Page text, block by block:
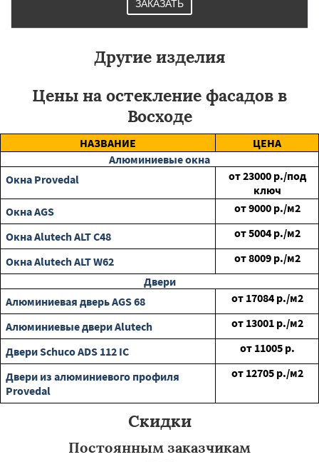
ЗАКАЗАТЬ
Другие изделия
Цены на остекление фасадов в
Восходе
НАЗВАНИЕ
ЦЕНА
Алюминиевые окна
Окна Provedal
от23000 р./под
ключ
Окна AGS
от9000 р./м2
Окна Alutech ALT C48
от5004 р./м2
Окна Alutech ALT W62
от8009 р./м2
Двери
Алюминиевая дверь AGS 68
от 17084 р./м2
Алюминиевые двери Alutech
от 13001 р./м2
Двери Schuco ADS 112 IC
от 11005 р.
Двери из алюминиевого профиля
Provedal
от 12705 р./м2
Скидки
Постоянным заказчикам